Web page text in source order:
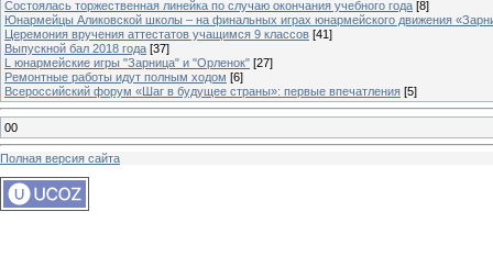
Cостоялась торжественная линейка по случаю окончания учебного года [8]
Юнармейцы Аликовской школы – на финальных играх юнармейского движения
Церемония вручения аттестатов учащимся 9 классов [41]
Выпускной бал 2018 года [37]
L юнармейские игры "Зарница" и "Орленок" [27]
Ремонтные работы идут полным ходом [6]
Всероссийский форум «Шаг в будущее страны»: первые впечатления [5]
00
Полная версия сайта